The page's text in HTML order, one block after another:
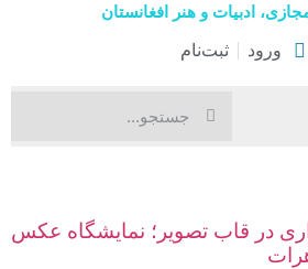
ادبیات و هنر افغانستان
ورود ثبت‌نام
در قاب تصویر؛ نمایشگاه عکس